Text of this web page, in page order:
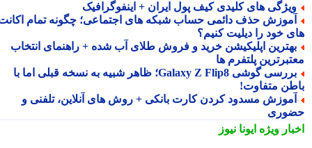
های کلیدی کیف پول ایران + اینفوگرافیک
حذف دائمی حساب شبکه های اجتماعی؛ چگونه تمام اکانت
خود را دیلیت کنیم؟
اپلیکیشن خرید و فروش طلای آب شده + راهنمای انتخاب
پلتفرم ها
بررسی گوشی Galaxy Z Flip8؛ ظاهر شبیه به نسخه قبلی اما با
متفاوت!
مسدود کردن کارت بانکی + روش های آنلاین، تلفنی و
ویژهایونا نیوز